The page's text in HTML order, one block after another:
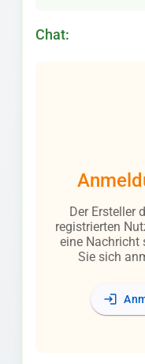
Chat:
Der Ersteller
registrierten
eine Nachricht
Sie sich
login